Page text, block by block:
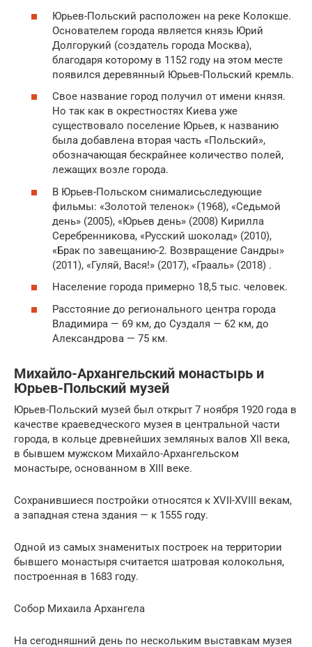
Юрьев-Польский расположен на реке Колокше.
Основателем города является князь Юрий
Долгорукий (создатель города Москва),
благодаря которому в 1152 году на этом месте
появился деревянный Юрьев-Польский кремль.
Свое название город получил от имени князя.
Но так как в окрестностях Киева уже
существовало поселение Юрьев, к названию
была добавлена вторая часть «Польский»,
обозначающая бескрайнее количество полей,
лежащих возле города.
В Юрьев-Польском снималисьследующие
фильмы: «Золотой теленок» (1968), «Седьмой
день» (2005), «Юрьев день» (2008) Кирилла
Серебренникова, «Русский шоколад» (2010),
«Брак по завещанию-2. Возвращение Сандры»
(2011), «Гуляй, Вася!» (2017), «Грааль» (2018) .
Население города примерно 18,5 тыс. человек.
Расстояние до регионального центра города
Владимира — 69 км, до Суздаля — 62 км, до
Александрова — 75 км.
Михайло-Архангельский монастырь и
Юрьев-Польский музей
Юрьев-Польский музей был открыт 7 ноября 1920 года в
качестве краеведческого музея в центральной части
города, в кольце древнейших земляных валов XII века,
в бывшем мужском Михайло-Архангельском
монастыре, основанном в XIII веке.
Сохранившиеся постройки относятся к XVII-XVIII векам,
а западная стена здания — к 1555 году.
Одной из самых знаменитых построек на территории
бывшего монастыря считается шатровая колокольня,
построенная в 1683 году.
Собор Михаила Архангела
На сегодняшний день по нескольким выставкам музея